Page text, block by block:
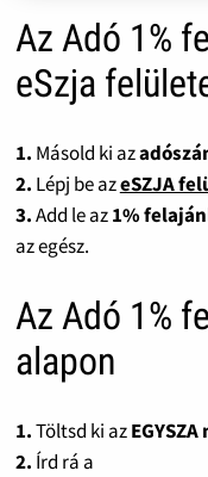
Az Adó 1%
eSzja
1. Másold ki az
2. Lépj be azeSZJA
3.Add le az1%
az egész.
Az Adó 1%
alapon
1.Töltsd ki az
2. Írd rá a